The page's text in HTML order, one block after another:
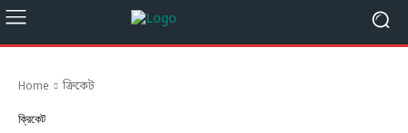
Home ক্রিকেট
ক্রিকেট